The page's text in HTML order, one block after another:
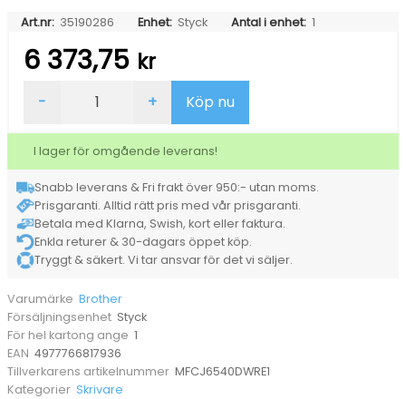
Art.nr: 35190286 Enhet: Styck Antal i enhet: 1
6 373,75 kr
Brother
J6540DW
Bläck
A3
mängd
- + Köp nu
I lager för omgående leverans!
Snabb leverans & Fri frakt över 950:- utan moms.
Prisgaranti. Alltid rätt pris med vår prisgaranti.
Betala med Klarna, Swish, kort eller faktura.
Enkla returer & 30-dagars öppet köp.
Tryggt & säkert. Vi tar ansvar för det vi säljer.
Varumärke Brother
Försäljningsenhet Styck
För hel kartong ange 1
EAN 4977766817936
Tillverkarens artikelnummer MFCJ6540DWRE1
Kategorier Skrivare